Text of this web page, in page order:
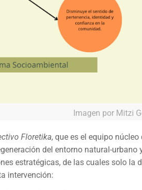
Imagen por Mitzi
Floretika, que es el equipo
del entorno natural-
estratégicas, de las cuales solo la
intervención: